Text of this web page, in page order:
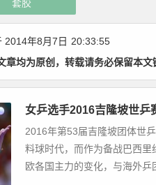
套胶
2014年8月7日 20:33:55
章均为原创，转载请务必保留本文
女乒选手2016吉隆坡世乒
2016年第53届吉隆坡团体世
料球时代，而作为备战巴西
欧各国主力的变化，与海外乒